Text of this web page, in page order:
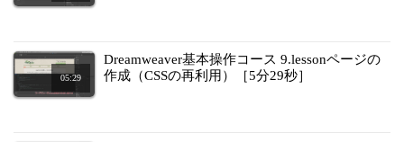
05:29
Dreamweaver基本操作コース 9.lessonページの
作成（CSSの再利用）［5分29秒］